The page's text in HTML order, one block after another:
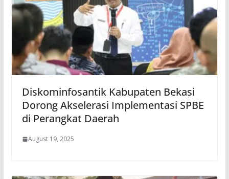
Diskominfosantik Kabupaten Bekasi
Dorong Akselerasi Implementasi SPBE
di Perangkat Daerah
August 19, 2025